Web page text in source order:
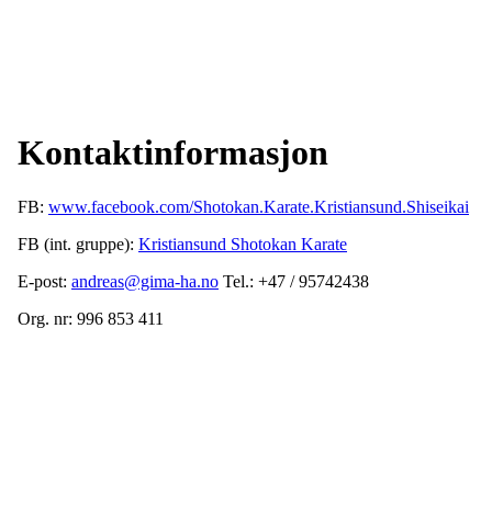
Kontaktinformasjon
FB: www.facebook.com/Shotokan.Karate.Kristiansund.Shiseikai
FB (int. gruppe): Kristiansund Shotokan Karate
E-post: andreas@gima-ha.no Tel.: +47 / 95742438
Org. nr: 996 853 411